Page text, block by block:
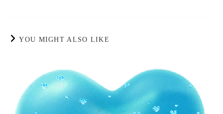
YOU MIGHT ALSO LIKE